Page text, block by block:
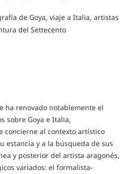
de Goya, viaje a Italia, artistas
del Settecento
ha renovado notablemente el
sobre Goya e Italia,
concierne al contexto artístico
estancia y a la búsqueda de sus
y posterior del artista aragonés,
variados: el formalista-